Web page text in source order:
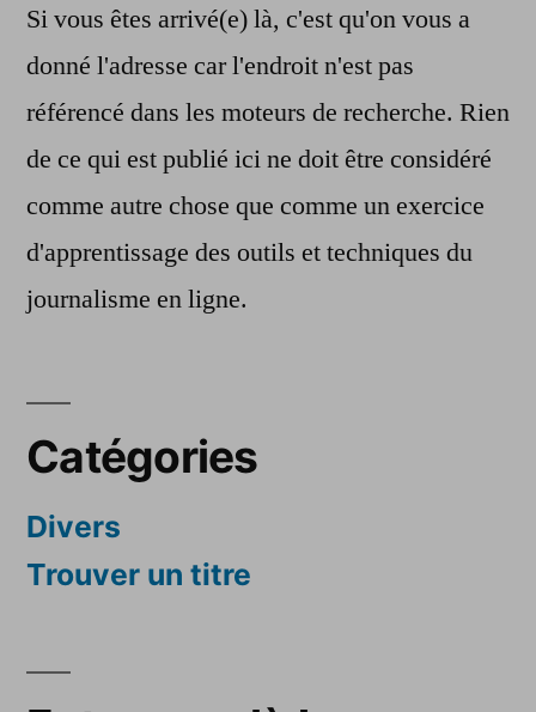
Si vous êtes arrivé(e) là, c'est qu'on vous a
donné l'adresse car l'endroit n'est pas
référencé dans les moteurs de recherche. Rien
de ce qui est publié ici ne doit être considéré
comme autre chose que comme un exercice
d'apprentissage des outils et techniques du
journalisme en ligne.
Catégories
Divers
Trouver un titre